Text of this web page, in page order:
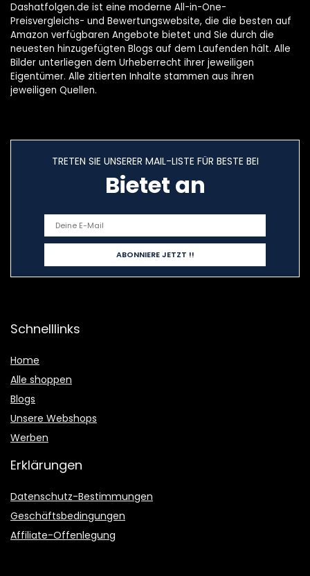
Dashatfolgen.de ist eine moderne All-in-One-
Preisvergleichs- und Bewertungswebsite, die die besten auf
Amazon verfügbaren Angebote bietet und Sie durch die
neuesten hinzugefügten Blogs auf dem Laufenden hält. Alle
Bilder unterliegen dem Urheberrecht ihrer jeweiligen
Eigentümer. Alle zitierten Inhalte stammen aus ihren
jeweiligen Quellen.
TRETEN SIE UNSERER MAIL-LISTE FÜR BESTE BEI
Bietet an
Schnelllinks
Home
Alle shoppen
Blogs
Unsere Webshops
Werben
Erklärungen
Datenschutz-Bestimmungen
Geschäftsbedingungen
Affiliate-Offenlegung